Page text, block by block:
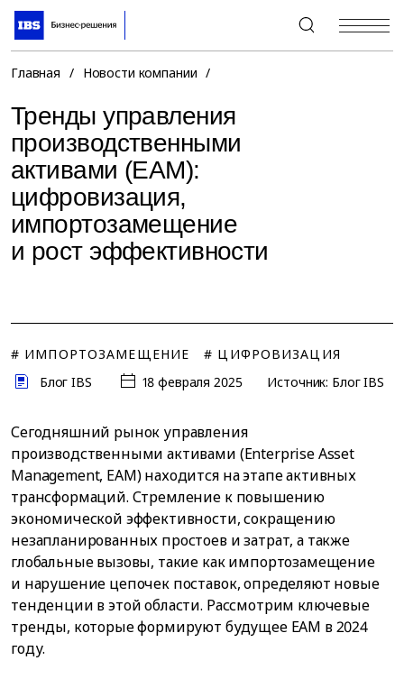
+7 (495) 967-80-80
Главная / Новости компании /
Тренды управления
производственными
активами (EAM):
цифровизация,
импортозамещение
и рост эффективности
# ИМПОРТОЗАМЕЩЕНИЕ
# ЦИФРОВИЗАЦИЯ
Блог IBS
18 февраля 2025 Источник: Блог IBS
Сегодняшний рынок управления
производственными активами (Enterprise Asset
Management, EAM) находится на этапе активных
трансформаций. Стремление к повышению
экономической эффективности, сокращению
незапланированных простоев и затрат, а также
глобальные вызовы, такие как импортозамещение
и нарушение цепочек поставок, определяют новые
тенденции в этой области. Рассмотрим ключевые
тренды, которые формируют будущее EAM в 2024
году.